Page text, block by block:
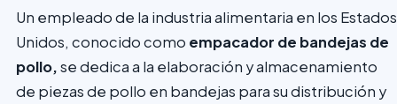
Un empleado de la industria alimentaria en los Estados
Unidos, conocido como empacador de bandejas de
pollo,se dedica a la elaboración y almacenamiento
de piezas de pollo en bandejas para su distribución y